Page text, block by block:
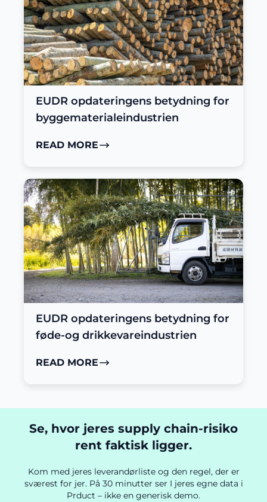
EUDR opdateringens betydning for
byggematerialeindustrien
READ MORE
EUDR opdateringens betydning for
føde-og drikkevareindustrien
READ MORE
Se, hvor jeres supply chain-risiko
rent faktisk ligger.
Kom med jeres leverandørliste og den regel, der er
sværest for jer. På 30 minutter ser I jeres egne data i
Prduct – ikke en generisk demo.